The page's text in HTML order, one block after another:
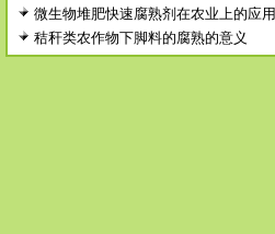
微生物堆肥快速腐熟剂在农业上的应用
秸秆类农作物下脚料的腐熟的意义